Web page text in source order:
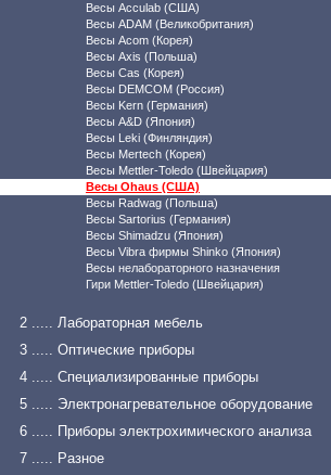
Весы Acculab (США)
Весы ADAM (Великобритания)
Весы Acom (Корея)
Весы Axis (Польша)
Весы Cas (Корея)
Весы DEMCOM (Россия)
Весы Kern (Германия)
Весы A&D (Япония)
Весы Leki (Финляндия)
Весы Mertech (Корея)
Весы Mettler-Toledo (Швейцария)
Весы Ohaus (США)
Весы Radwag (Польша)
Весы Sartorius (Германия)
Весы Shimadzu (Япония)
Весы Vibra фирмы Shinko (Япония)
Весы нелабораторного назначения
Гири Mettler-Toledo (Швейцария)
2 ..... Лабораторная мебель
3 ..... Оптические приборы
4 ..... Специализированные приборы
5 ..... Электронагревательное оборудование
6 ..... Приборы электрохимического анализа
7 ..... Разное